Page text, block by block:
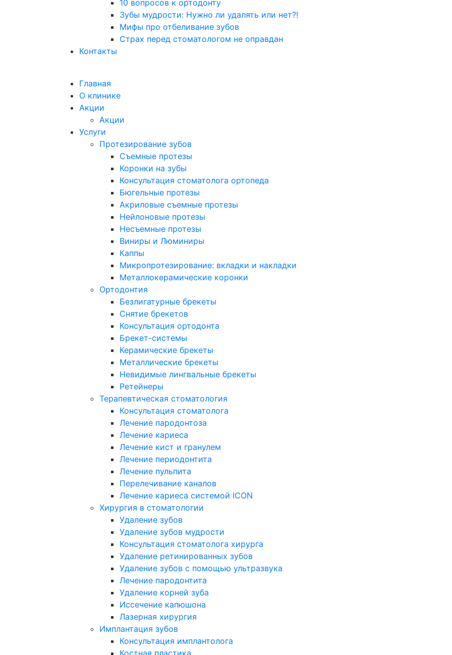
10 вопросов к ортодонту
Зубы мудрости: Нужно ли удалять или нет?!
Мифы про отбеливание зубов
Страх перед стоматологом не оправдан
Контакты
Главная
О клинике
Акции
Акции
Услуги
Протезирование зубов
Съемные протезы
Коронки на зубы
Консультация стоматолога ортопеда
Бюгельные протезы
Акриловые съемные протезы
Нейлоновые протезы
Несъемные протезы
Виниры и Люминиры
Каппы
Микропротезирование: вкладки и накладки
Металлокерамические коронки
Ортодонтия
Безлигатурные брекеты
Снятие брекетов
Консультация ортодонта
Брекет-системы
Керамические брекеты
Металлические брекеты
Невидимые лингвальные брекеты
Ретейнеры
Терапевтическая стоматология
Консультация стоматолога
Лечение пародонтоза
Лечение кариеса
Лечение кист и гранулем
Лечение периодонтита
Лечение пульпита
Перелечивание каналов
Лечение кариеса системой ICON
Хирургия в стоматологии
Удаление зубов
Удаление зубов мудрости
Консультация стоматолога хирурга
Удаление ретинированных зубов
Удаление зубов с помощью ультразвука
Лечение пародонтита
Удаление корней зуба
Иссечение капюшона
Лазерная хирургия
Имплантация зубов
Консультация имплантолога
Костная пластика